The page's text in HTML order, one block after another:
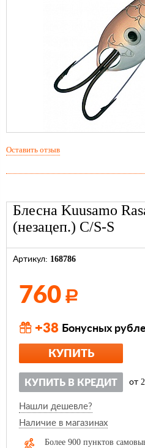
Блесна Kuusamo
(незацеп.) C/S-S
Артикул: 168786
760 Р
+38 Бонусных
КУПИТЬ
КУПИТЬ В КРЕДИТ от
Нашли дешевле?
Наличие в магазинах
Более 900 пунктов
Оставить отзыв